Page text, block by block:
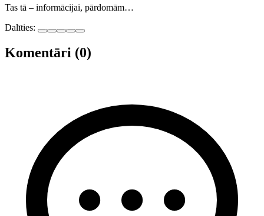
Tas tā – informācijai, pārdomām…
Dalīties:
Komentāri (0)